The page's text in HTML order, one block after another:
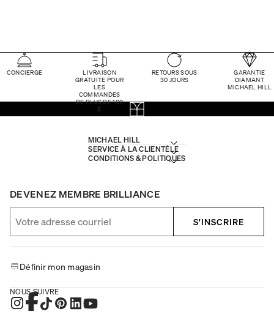
CONCIERGE
LIVRAISON
GRATUITE POUR
LES
COMMANDES
DE PLUS DE 100
$
RETOURS SOUS
30 JOURS
GARANTIE
DIAMANT
MICHAEL HILL
MICHAEL HILL
SERVICE À LA CLIENTÈLE
CONDITIONS & POLITIQUES
DEVENEZ MEMBRE BRILLIANCE
S'INSCRIRE
Définir mon magasin
NOUS SUIVRE